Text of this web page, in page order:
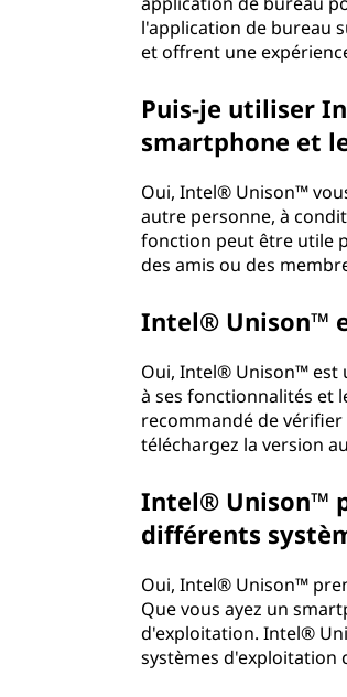
l'application de bureau
et offrent une
Puis-je utiliser
smartphone et
Oui, Intel® Unison™
autre personne, à
fonction peut être utile
des amis ou des
Intel® Unison™
Oui, Intel® Unison™ est
à ses fonctionnalités et
recommandé de
téléchargez la version
Intel® Unison™
différents
Oui, Intel® Unison™
Que vous ayez un
d'exploitation. Intel®
systèmes d'exploitation